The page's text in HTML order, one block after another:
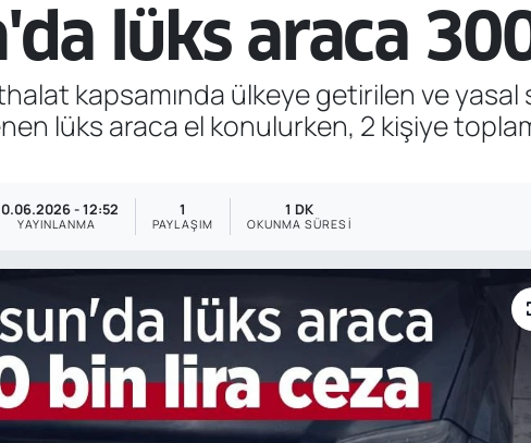
lüks araca
kapsamında ülkeye getirilen ve yasal
lüks araca el konulurken, 2 kişiye
- 12:52
YAYINLANMA
1
PAYLAŞIM
1 DK
OKUNMA SÜRESI